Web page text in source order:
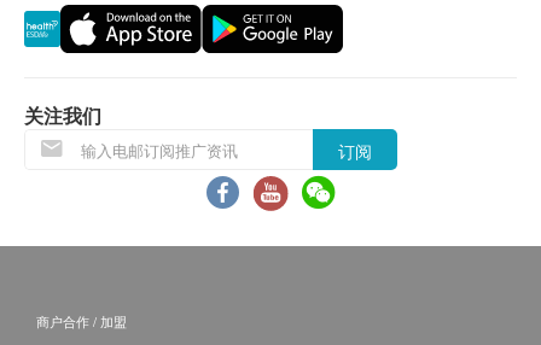
关注我们
订阅
商户合作 / 加盟